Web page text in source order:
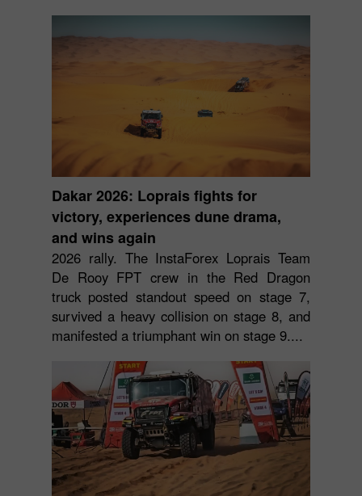
Dakar 2026: Loprais fights for
victory, experiences dune drama,
and wins again
2026 rally. The InstaForex Loprais Team
De Rooy FPT crew in the Red Dragon
truck posted standout speed on stage 7,
survived a heavy collision on stage 8, and
manifested a triumphant win on stage 9....